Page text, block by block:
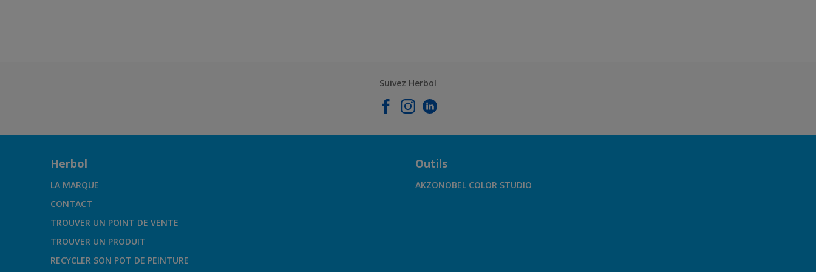
Suivez Herbol
Herbol
LA MARQUE
CONTACT
TROUVER UN POINT DE VENTE
TROUVER UN PRODUIT
RECYCLER SON POT DE PEINTURE
Outils
AKZONOBEL COLOR STUDIO